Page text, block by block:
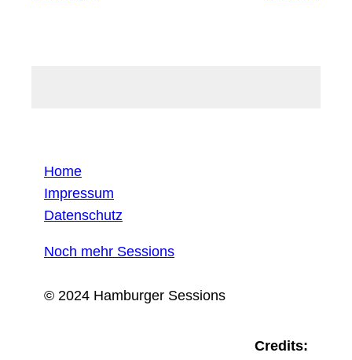
Home
Impressum
Datenschutz
Noch mehr Sessions
© 2024 Hamburger Sessions
Credits: